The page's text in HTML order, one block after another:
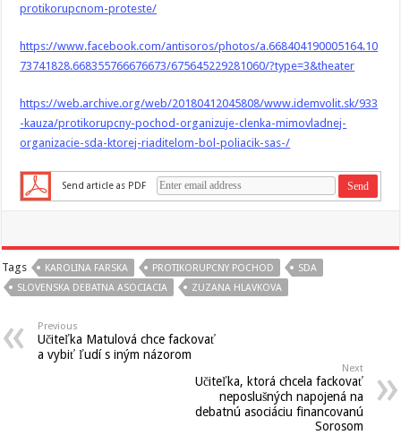
protikorupcnom-proteste/
https://www.facebook.com/antisoros/photos/a.668404190005164.10
73741828.668355766676673/675645229281060/?type=3&theater
https://web.archive.org/web/20180412045808/www.idemvolit.sk/933
-kauza/protikorupcny-pochod-organizuje-clenka-mimovladnej-
organizacie-sda-ktorej-riaditelom-bol-poliacik-sas-/
Send article as PDF
Tags KAROLINA FARSKA PROTIKORUPCNY POCHOD
SDA
SLOVENSKA DEBATNA ASOCIACIA
ZUZANA HLAVKOVA
Previous
Učiteľka Matulová chce fackovať
a vybiť ľudí s iným názorom
Next
Učiteľka, ktorá chcela fackovať
neposlušných napojená na
debatnú asociáciu financovanú
Sorosom